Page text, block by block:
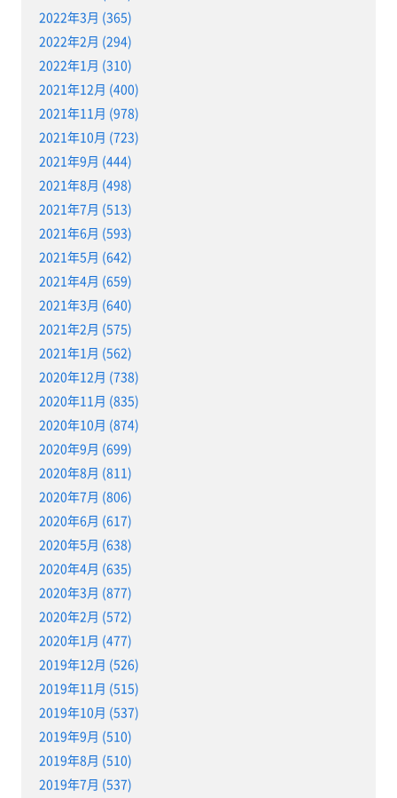
2022年3月 (365)
2022年2月 (294)
2022年1月 (310)
2021年12月 (400)
2021年11月 (978)
2021年10月 (723)
2021年9月 (444)
2021年8月 (498)
2021年7月 (513)
2021年6月 (593)
2021年5月 (642)
2021年4月 (659)
2021年3月 (640)
2021年2月 (575)
2021年1月 (562)
2020年12月 (738)
2020年11月 (835)
2020年10月 (874)
2020年9月 (699)
2020年8月 (811)
2020年7月 (806)
2020年6月 (617)
2020年5月 (638)
2020年4月 (635)
2020年3月 (877)
2020年2月 (572)
2020年1月 (477)
2019年12月 (526)
2019年11月 (515)
2019年10月 (537)
2019年9月 (510)
2019年8月 (510)
2019年7月 (537)